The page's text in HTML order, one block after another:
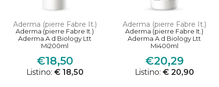
Aderma (pierre Fabre It.)
Aderma (pierre Fabre It.)
Aderma A d Biology Ltt
Mi200ml
€18,50
Listino: € 18,50
Aderma (pierre Fabre It.)
Aderma (pierre Fabre It.)
Aderma A d Biology Ltt
Mi400ml
€20,29
Listino: € 20,90